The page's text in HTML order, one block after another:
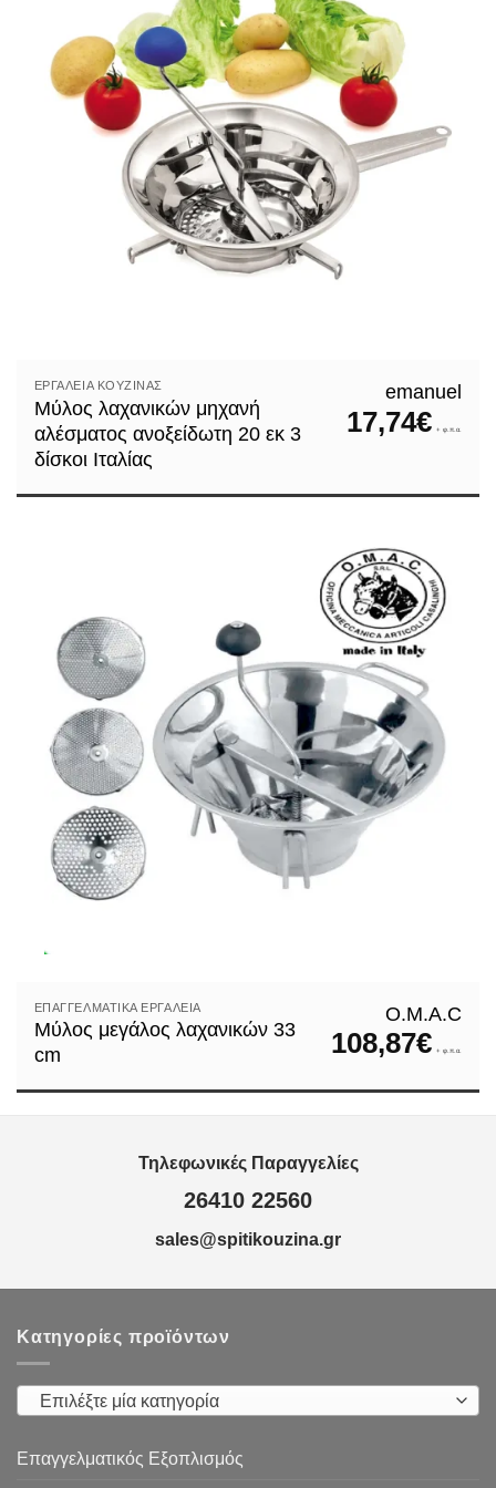
ΕΡΓΑΛΕΊΑ ΚΟΥΖΊΝΑΣ
Μύλος λαχανικών μηχανή
αλέσματος ανοξείδωτη 20 εκ 3
δίσκοι Ιταλίας
emanuel
17,74€ + φ.π.α.
ΕΠΑΓΓΕΛΜΑΤΙΚΆ ΕΡΓΑΛΕΊΑ
Μύλος μεγάλος λαχανικών 33
cm
Ο.Μ.Α.C
108,87€ + φ.π.α.
Τηλεφωνικές Παραγγελίες
26410 22560
sales@spitikouzina.gr
Κατηγορίες προϊόντων
Επιλέξτε μία κατηγορία
Επαγγελματικός Εξοπλισμός